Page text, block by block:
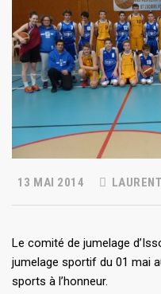
13 MAI 2014
Le comité de jumelage
jumelage sportif du 01 mai
sports à l’honneur.